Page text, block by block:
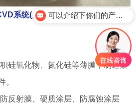
系统(点击图片查看产品详情)
硅氧化物、氮化硅等薄膜，制造集
。
反射膜、硬质涂层、防腐蚀涂层
可以介绍下你们的产品么？